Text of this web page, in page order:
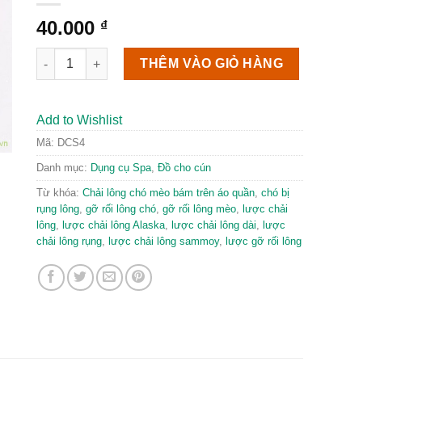
40.000 ₫
Chải lông chó mèo bám trên áo quần số lượng
THÊM VÀO GIỎ HÀNG
Add to Wishlist
Mã: DCS4
Danh mục: Dụng cụ Spa Đồ cho cún
Từ khóa: Chải lông chó mèo bám trên áo quần chó bị
rụng lông gỡ rối lông chó gỡ rối lông mèo
lược chải
lông
lược chải lông Alaska lược chải lông dài
lược
chải lông rụng
lược chải lông sammoy, lược gỡ rối lông